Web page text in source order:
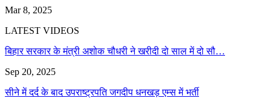
Mar 8, 2025
LATEST VIDEOS
बिहार सरकार के मंत्री अशोक चौधरी ने खरीदी दो साल में दो सौ…
Sep 20, 2025
सीने में दर्द के बाद उपराष्ट्रपति जगदीप धनखड़ एम्स में भर्ती